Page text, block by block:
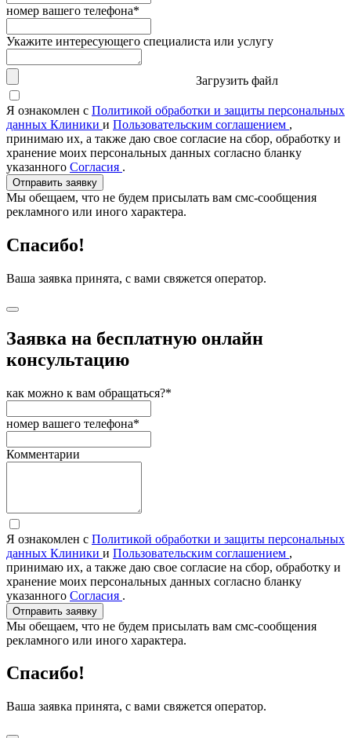
номер вашего телефона*
Укажите интересующего специалиста или услугу
Загрузить файл
Я ознакомлен с Политикой обработки и защиты персональных
данных Клиники и Пользовательским соглашением ,
принимаю их, а также даю свое согласие на сбор, обработку и
хранение моих персональных данных согласно бланку
указанного Согласия .
Отправить заявку
Мы обещаем, что не будем присылать вам смс-сообщения
рекламного или иного характера.
Спасибо!
Ваша заявка принята, с вами свяжется оператор.
Заявка на бесплатную онлайн
консультацию
как можно к вам обращаться?*
номер вашего телефона*
Комментарии
Я ознакомлен с Политикой обработки и защиты персональных
данных Клиники и Пользовательским соглашением ,
принимаю их, а также даю свое согласие на сбор, обработку и
хранение моих персональных данных согласно бланку
указанного Согласия .
Отправить заявку
Мы обещаем, что не будем присылать вам смс-сообщения
рекламного или иного характера.
Спасибо!
Ваша заявка принята, с вами свяжется оператор.